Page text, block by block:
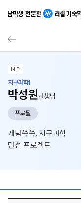
N수
지구과학I
박성원선생님
프로필
개념쏙쏙, 지구과학
만점 프로젝트